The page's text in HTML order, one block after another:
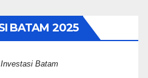
BATAM 2025
Batam